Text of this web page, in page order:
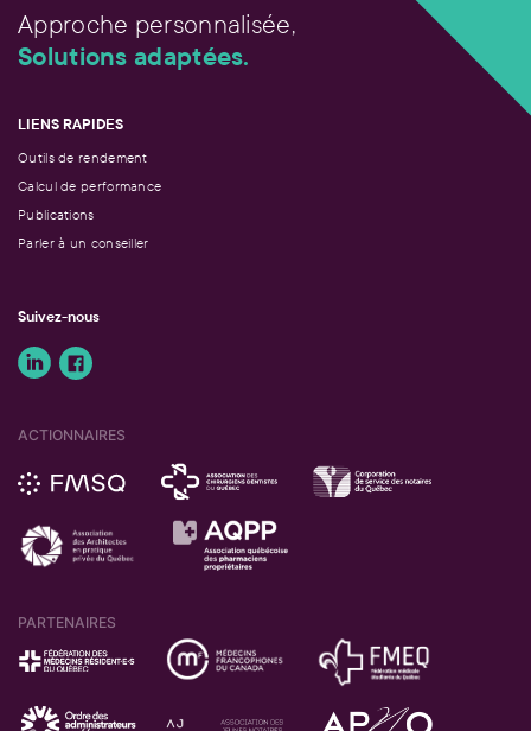
Approche personnalisée,
Solutions adaptées.
LIENS RAPIDES
Outils de rendement
Calcul de performance
Publications
Parler à un conseiller
Suivez-nous
ACTIONNAIRES
PARTENAIRES